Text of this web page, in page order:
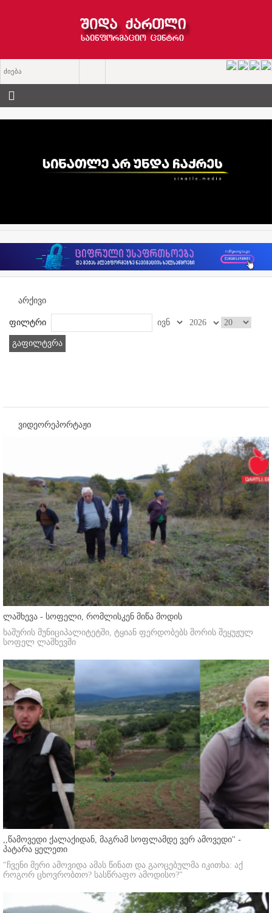
არქივი
ფილტრი
გაფილტვრა
ვიდეორეპორტაჟი
ლაშხევა - სოფელი, რომლისკენ მიწა მოდის
ხაშურის მუნიციპალიტეტში, ტყიან ფერდობებს შორის შეყუჟულ
სოფელ ლაშხევში
,,წამოვედი ქალაქიდან, მაგრამ სოფლამდე ვერ ამოვედი'' -
პატარა ყელეთი
"ჩვენი მერი ამოვიდა ამას წინათ და გაოცებულმა იკითხა: აქ
როგორ ცხოვრობთო? სასწრაფო ამოდისო?"